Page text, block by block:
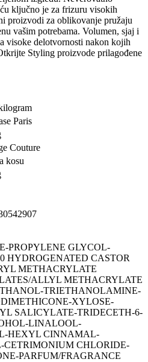
ključno je za frizuru visokih
proizvodi za oblikovanje pružaju
vašim potrebama. Volumen, sjaj i
visoke delotvornosti nakon kojih
Styling proizvode prilagođene
Paris
Couture
kosu
PROPYLENE GLYCOL-
HYDROGENATED CASTOR
METHACRYLATE
ALLYL METHACRYLATE
TRIETHANOLAMINE-
XYLOSE-
SALICYLATE-TRIDECETH-6-
LINALOOL-
HEXYL CINNAMAL-
CHLORIDE-
PARFUM/FRAGRANCE